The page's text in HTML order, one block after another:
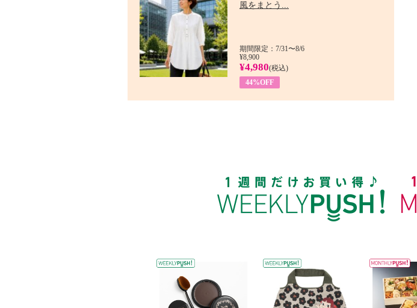
風をまとう...
期間限定：7/31〜8/6
¥8,900
¥4,980(税込)
44%OFF